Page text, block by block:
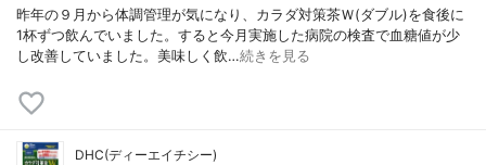
昨年の９月から体調管理が気になり、カラダ対策茶Ｗ(ダブル)を食後に
1杯ずつ飲んでいました。すると今月実施した病院の検査で血糖値が少
し改善していました。美味しく飲…続きを見る
DHC(ディーエイチシー)